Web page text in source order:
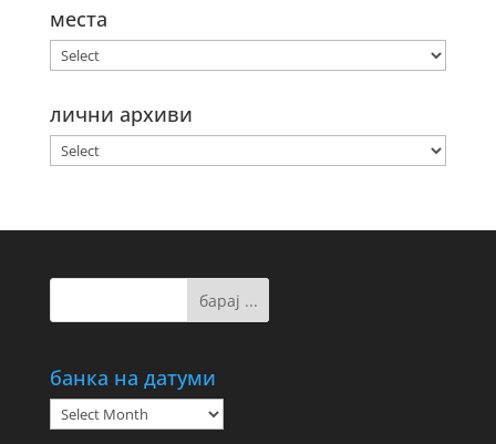
места
лични архиви
банка на датуми
банка
на